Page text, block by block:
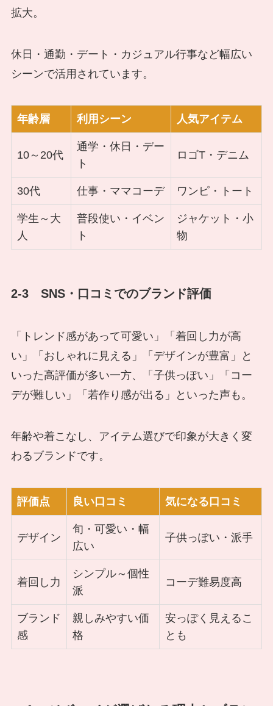
拡大。
休日・通勤・デート・カジュアル行事など幅広い
シーンで活用されています。
年齢層 利用シーン 人気アイテム
10～20代
通学・休日・デー
ト
ロゴT・デニム
30代 仕事・ママコーデ ワンピ・トート
学生～大
人
普段使い・イベン
ト
ジャケット・小
物
2-3 SNS・口コミでのブランド評価
「トレンド感があって可愛い」「着回し力が高
い」「おしゃれに見える」「デザインが豊富」と
いった高評価が多い一方、「子供っぽい」「コー
デが難しい」「若作り感が出る」といった声も。
年齢や着こなし、アイテム選びで印象が大きく変
わるブランドです。
評価点 良い口コミ 気になる口コミ
デザイン
旬・可愛い・幅
広い
子供っぽい・派手
着回し力
シンプル～個性
派
コーデ難易度高
ブランド
感
親しみやすい価
格
安っぽく見えるこ
とも